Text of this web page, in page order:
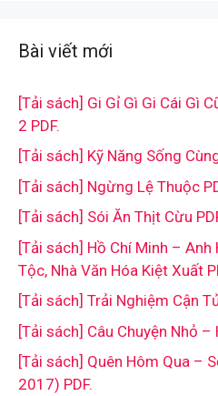
Bài viết mới
[Tải sách] Gi Gỉ Gì Gi Cái Gì
2 PDF.
[Tải sách] Kỹ Năng Sống
[Tải sách] Ngừng Lệ Thuộc
[Tải sách] Sói Ăn Thịt Cừu
[Tải sách] Hồ Chí Minh – Anh
Tộc, Nhà Văn Hóa Kiệt Xuất
[Tải sách] Trải Nghiệm Cận
[Tải sách] Câu Chuyện Nhỏ –
[Tải sách] Quên Hôm Qua –
2017) PDF.